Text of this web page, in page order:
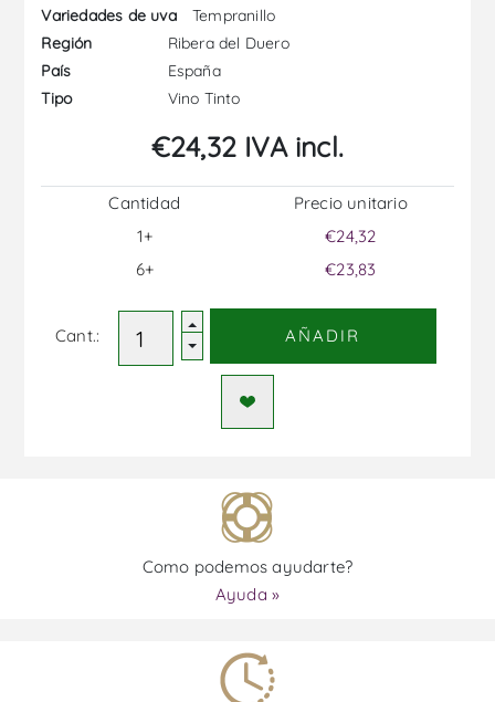
Variedades de uva
Tempranillo
Región
Ribera del Duero
País
España
Tipo
Vino Tinto
€24,32 IVA incl.
Cantidad
1+
6+
Precio unitario
€24,32
€23,83
Cant.: AÑADIR
Como podemos ayudarte?
Ayuda »